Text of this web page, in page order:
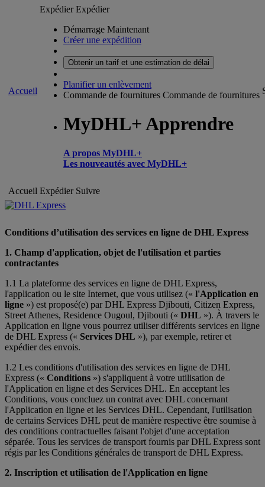
Accueil
ExpédierExpédier
Démarrage Maintenant
Créer une expédition
Obtenir un tarif et une estimation de délai
Planifier un enlèvement
Commande de fournitures Commande de fournitures
MyDHL+ Apprendre
A propos MyDHL+
Les nouveautés avec MyDHL+
Accueil Expédier Suivre
Conditions d’utilisation des services en ligne de DHL Express
1. Champ d'application, objet de l'utilisation et parties
contractantes
1.1 La plateforme des services en ligne de DHL Express,
l'application ou le site Internet, que vous utilisez (« l'Application en
ligne ») est proposé(e) par DHL Express Djibouti, Citizen Express,
Street Athenes, Residence Ougoul, Djibouti (« DHL »). À travers le
Application en ligne vous pourrez utiliser différents services en ligne
de DHL Express (« Services DHL »), par exemple, retirer et
expédier des envois.
1.2 Les conditions d'utilisation des services en ligne de DHL
Express (« Conditions ») s'appliquent à votre utilisation de
l'Application en ligne et des Services DHL. En acceptant les
Conditions, vous concluez un contrat avec DHL concernant
l'Application en ligne et les Services DHL. Cependant, l'utilisation
de certains Services DHL peut de manière respective être soumise à
des conditions contractuelles faisant l'objet d'une acceptation
séparée. Tous les services de transport fournis par DHL Express sont
régis par les Conditions générales de transport de DHL Express.
2. Inscription et utilisation de l'Application en ligne